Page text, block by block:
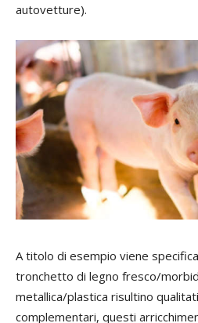
autovetture).
A titolo di esempio viene
tronchetto di legno fresco/
metallica/plastica risultino
complementari, questi